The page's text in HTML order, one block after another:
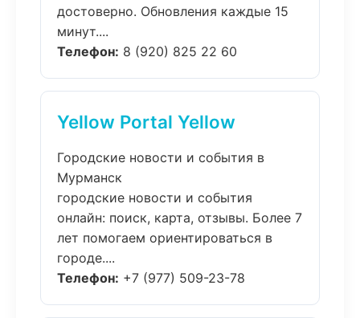
достоверно. Обновления каждые 15
минут....
Телефон: 8 (920) 825 22 60
Yellow Portal Yellow
Городские новости и события в
Мурманск
городские новости и события
онлайн: поиск, карта, отзывы. Более 7
лет помогаем ориентироваться в
городе....
Телефон: +7 (977) 509-23-78